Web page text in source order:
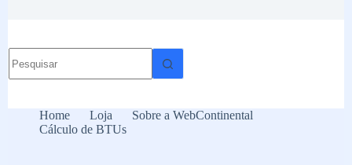
resultados
Home Loja
Sobre a WebContinental
Cálculo de BTUs